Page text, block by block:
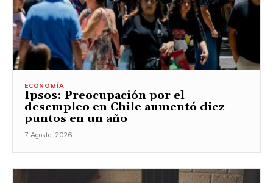
ECONOMÍA
Ipsos: Preocupación por el
desempleo en Chile aumentó diez
puntos en un año
7 Agosto, 2026